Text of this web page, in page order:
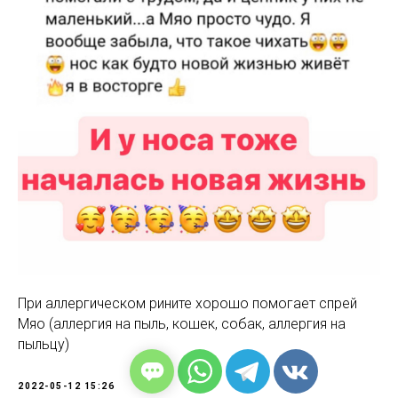
При аллергическом рините хорошо помогает спрей
Мяо (аллергия на пыль, кошек, собак, аллергия на
пыльцу)
2022-05-12 15:26